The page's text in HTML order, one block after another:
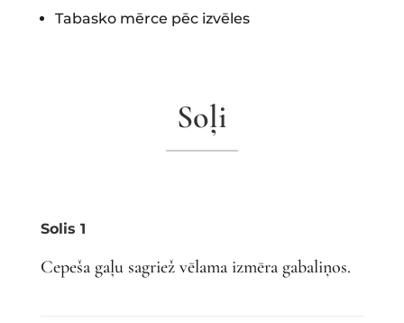
Tabasko mērce pēc izvēles
Soļi
Solis 1
Cepeša gaļu sagriež vēlama izmēra gabaliņos.